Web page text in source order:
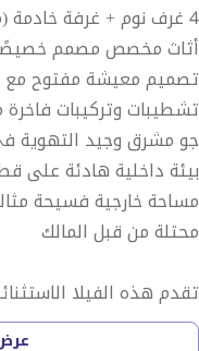
4 غرف نوم + غرفة خادمة (ممتدة لزيادة المساحة إلى أقصى حد)
أثاث مخصص مصمم خصيصًا
تصميم معيشة مفتوح
تشطيبات وتركيبات
جو مشرق وجيد التهوية
بيئة داخلية هادئة على قطعة
مساحة خارجية فسيحة
محتلة من قبل المالك
تقدم هذه الفيلا
يركز بسلاسة حول مطبخ